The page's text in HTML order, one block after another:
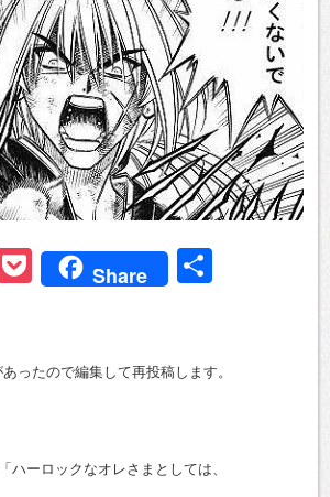
LinePocket
Share
ったので編集して再投稿します。
ハーロックなオレさまとしては、